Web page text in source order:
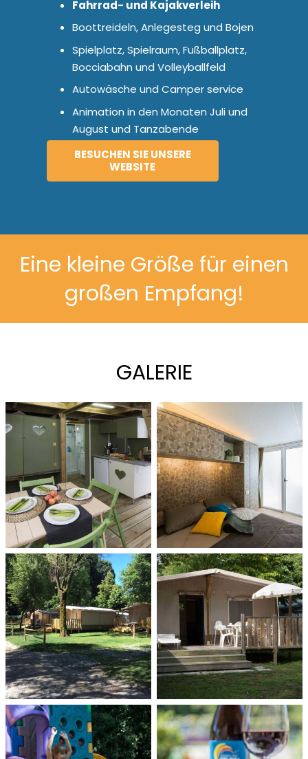
Fahrrad- und Kajakverleih
Boottreideln, Anlegesteg und Bojen
Spielplatz, Spielraum, Fußballplatz,
Bocciabahn und Volleyballfeld
Autowäsche und Camper service
Animation in den Monaten Juli und
August und Tanzabende
BESUCHEN SIE UNSERE
WEBSITE
Eine kleine Größe für einen
großen Empfang!
GALERIE